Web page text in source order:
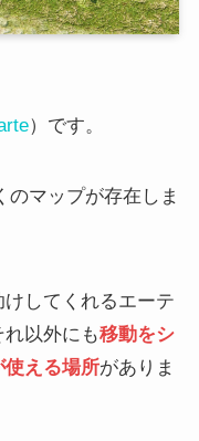
）です。
のマップが存在しま
してくれるエーテ
以外にも移動をシ
使える場所がありま